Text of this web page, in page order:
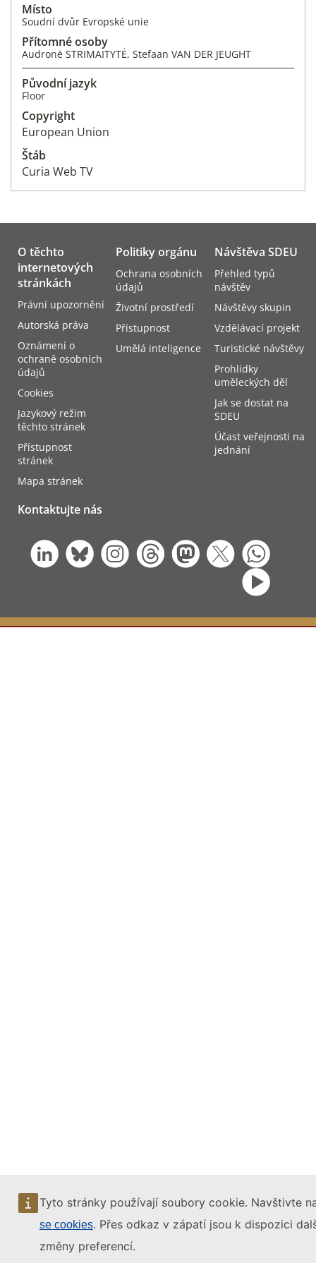
Tyto stránky používají soubory cookie. Navštivte
se cookies. Přes odkaz v zápatí jsou k dispozici
změny preferencí.
Místo
Soudní dvůr Evropské unie
Přítomné osoby
Audronė STRIMAITYTĖ, Stefaan VAN DER JEUGHT
Původní jazyk
Floor
Copyright
European Union
Štáb
Curia Web TV
O těchto
internetových
stránkách
Právní upozornění
Autorská práva
Oznámení o
ochraně osobních
údajů
Cookies
Jazykový režim
těchto stránek
Přístupnost
stránek
Mapa stránek
Politiky orgánu
Ochrana osobních
údajů
Životní prostředí
Přístupnost
Umělá inteligence
Návštěva SDEU
Přehled typů
návštěv
Návštěvy skupin
Vzdělávací projekt
Turistické návštěvy
Prohlídky
uměleckých děl
Jak se dostat na
SDEU
Účast veřejnosti na
jednání
Kontaktujte nás